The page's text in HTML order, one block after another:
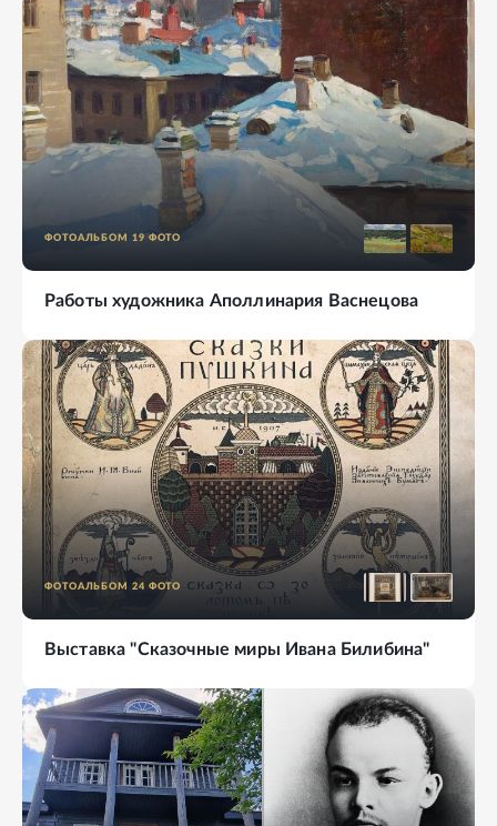
ФОТОАЛЬБОМ 19 ФОТО
Работы художника Аполлинария Васнецова
ФОТОАЛЬБОМ 24 ФОТО
Выставка "Сказочные миры Ивана Билибина"